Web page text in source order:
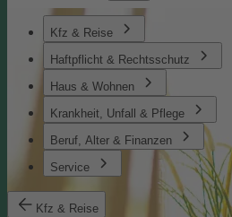
Kfz & Reise
Haftpflicht & Rechtsschutz
Haus & Wohnen
Krankheit, Unfall & Pflege
Beruf, Alter & Finanzen
Service
Kfz & Reise